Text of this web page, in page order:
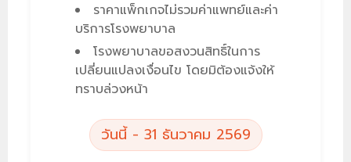
ราคาแพ็กเกจไม่รวมค่าแพทย์และค่า
บริการโรงพยาบาล
โรงพยาบาลขอสงวนสิทธิ์ในการ
เปลี่ยนแปลงเงื่อนไข โดยมิต้องแจ้งให้
ทราบล่วงหน้า
วันนี้ - 31 ธันวาคม 2569